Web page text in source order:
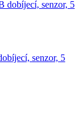
senzor, 5